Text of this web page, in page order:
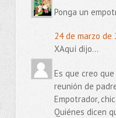
Ponga un
24 de marzo de
XAquí dijo...
Es que creo
reunión de
Empotrador,
Quiénes dicen